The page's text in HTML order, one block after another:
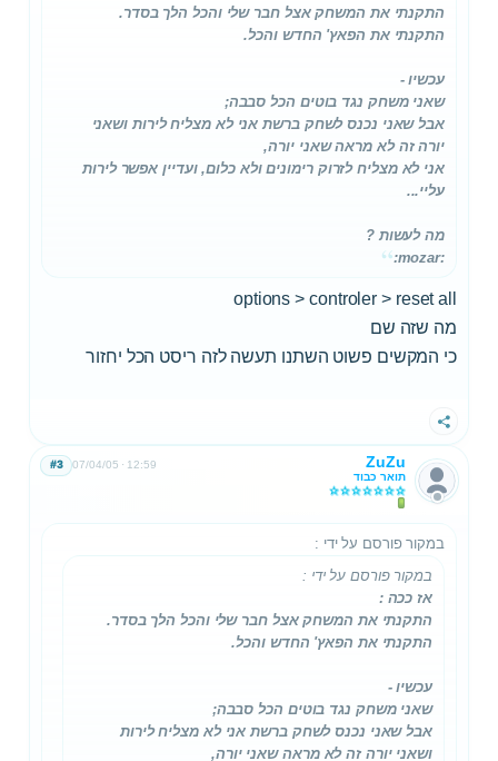
התקנתי את המשחק אצל חבר שלי והכל הלך בסדר.
התקנתי את הפאץ' החדש והכל.
עכשיו -
שאני משחק נגד בוטים הכל סבבה;
אבל שאני נכנס לשחק ברשת אני לא מצליח לירות ושאני
יורה זה לא מראה שאני יורה,
אני לא מצליח לזרוק רימונים ולא כלום, ועדיין אפשר לירות
עליי...
מה לעשות ?
:mozar:
options > controler > reset all
מה שזה שם
כי המקשים פשוט השתנו תעשה לזה ריסט הכל יחזור
שתף
ZuZu
תואר כבוד
07/04/05 12:59
#3
במקור פורסם על ידי :
במקור פורסם על ידי :
אז ככה :
התקנתי את המשחק אצל חבר שלי והכל הלך בסדר.
התקנתי את הפאץ' החדש והכל.
עכשיו -
שאני משחק נגד בוטים הכל סבבה;
אבל שאני נכנס לשחק ברשת אני לא מצליח לירות
ושאני יורה זה לא מראה שאני יורה,